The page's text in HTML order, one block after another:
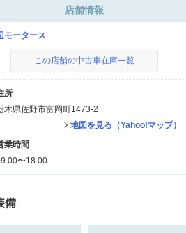
店舗情報
モータース
この店舗の中古車在庫一覧
所
木県佐野市富岡町1473-2
地図を見る（Yahoo!マップ）
業時間
〜18:00
備